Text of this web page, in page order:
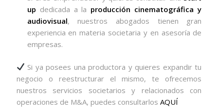
up dedicada a la producción cinematográfica y
audiovisual, nuestros abogados tienen gran
experiencia en materia societaria y en asesoría de
empresas.
Si ya posees una productora y quieres expandir tu
negocio o reestructurar el mismo, te ofrecemos
nuestros servicios societarios y relacionados con
operaciones de M&A, puedes consultarlos AQUÍ